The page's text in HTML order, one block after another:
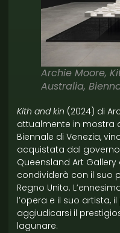
Archie Moore,
Australia,
Kith and kin (2024) di
attualmente in mostra
Biennale di Venezia,
acquistata dal
Queensland Art
condividerà con il suo
Regno Unito.
l’opera e il suo artista,
aggiudicarsi il
lagunare.